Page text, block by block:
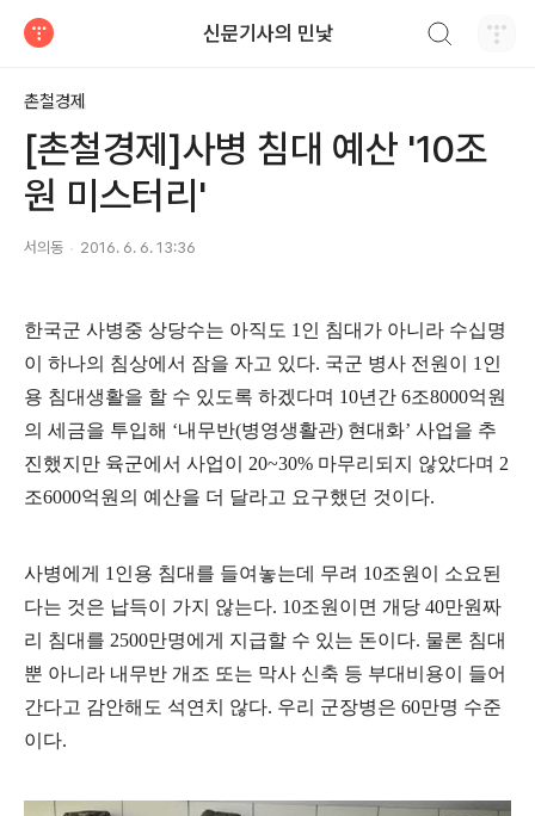
신문기사의 민낯
촌철경제
[촌철경제]사병 침대 예산 '10조
원 미스터리'
서의동 2016. 6. 6. 13:36
한국군 사병중 상당수는 아직도 1인 침대가 아니라 수십명
이 하나의 침상에서 잠을 자고 있다. 국군 병사 전원이 1인
용 침대생활을 할 수 있도록 하겠다며 10년간 6조8000억원
의 세금을 투입해 ‘내무반(병영생활관) 현대화’ 사업을 추
진했지만 육군에서 사업이 20~30% 마무리되지 않았다며 2
조6000억원의 예산을 더 달라고 요구했던 것이다.
사병에게 1인용 침대를 들여놓는데 무려 10조원이 소요된
다는 것은 납득이 가지 않는다. 10조원이면 개당 40만원짜
리 침대를 2500만명에게 지급할 수 있는 돈이다. 물론 침대
뿐 아니라 내무반 개조 또는 막사 신축 등 부대비용이 들어
간다고 감안해도 석연치 않다. 우리 군장병은 60만명 수준
이다.